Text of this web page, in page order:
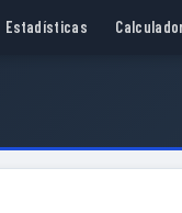
Estadísticas